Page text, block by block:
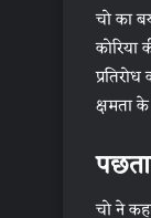
चो का
कोरिया
क्षमता
चो ने